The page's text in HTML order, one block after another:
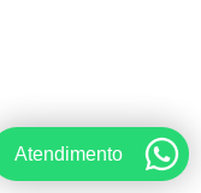
Atendimento